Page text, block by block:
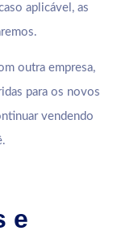
aplicável, as
outra empresa,
para os novos
vendendo
e